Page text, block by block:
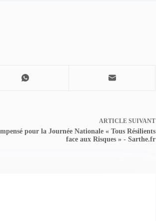
ARTICLE SUIVANT
pour la Journée Nationale « Tous Résilients
face aux Risques » - Sarthe.fr